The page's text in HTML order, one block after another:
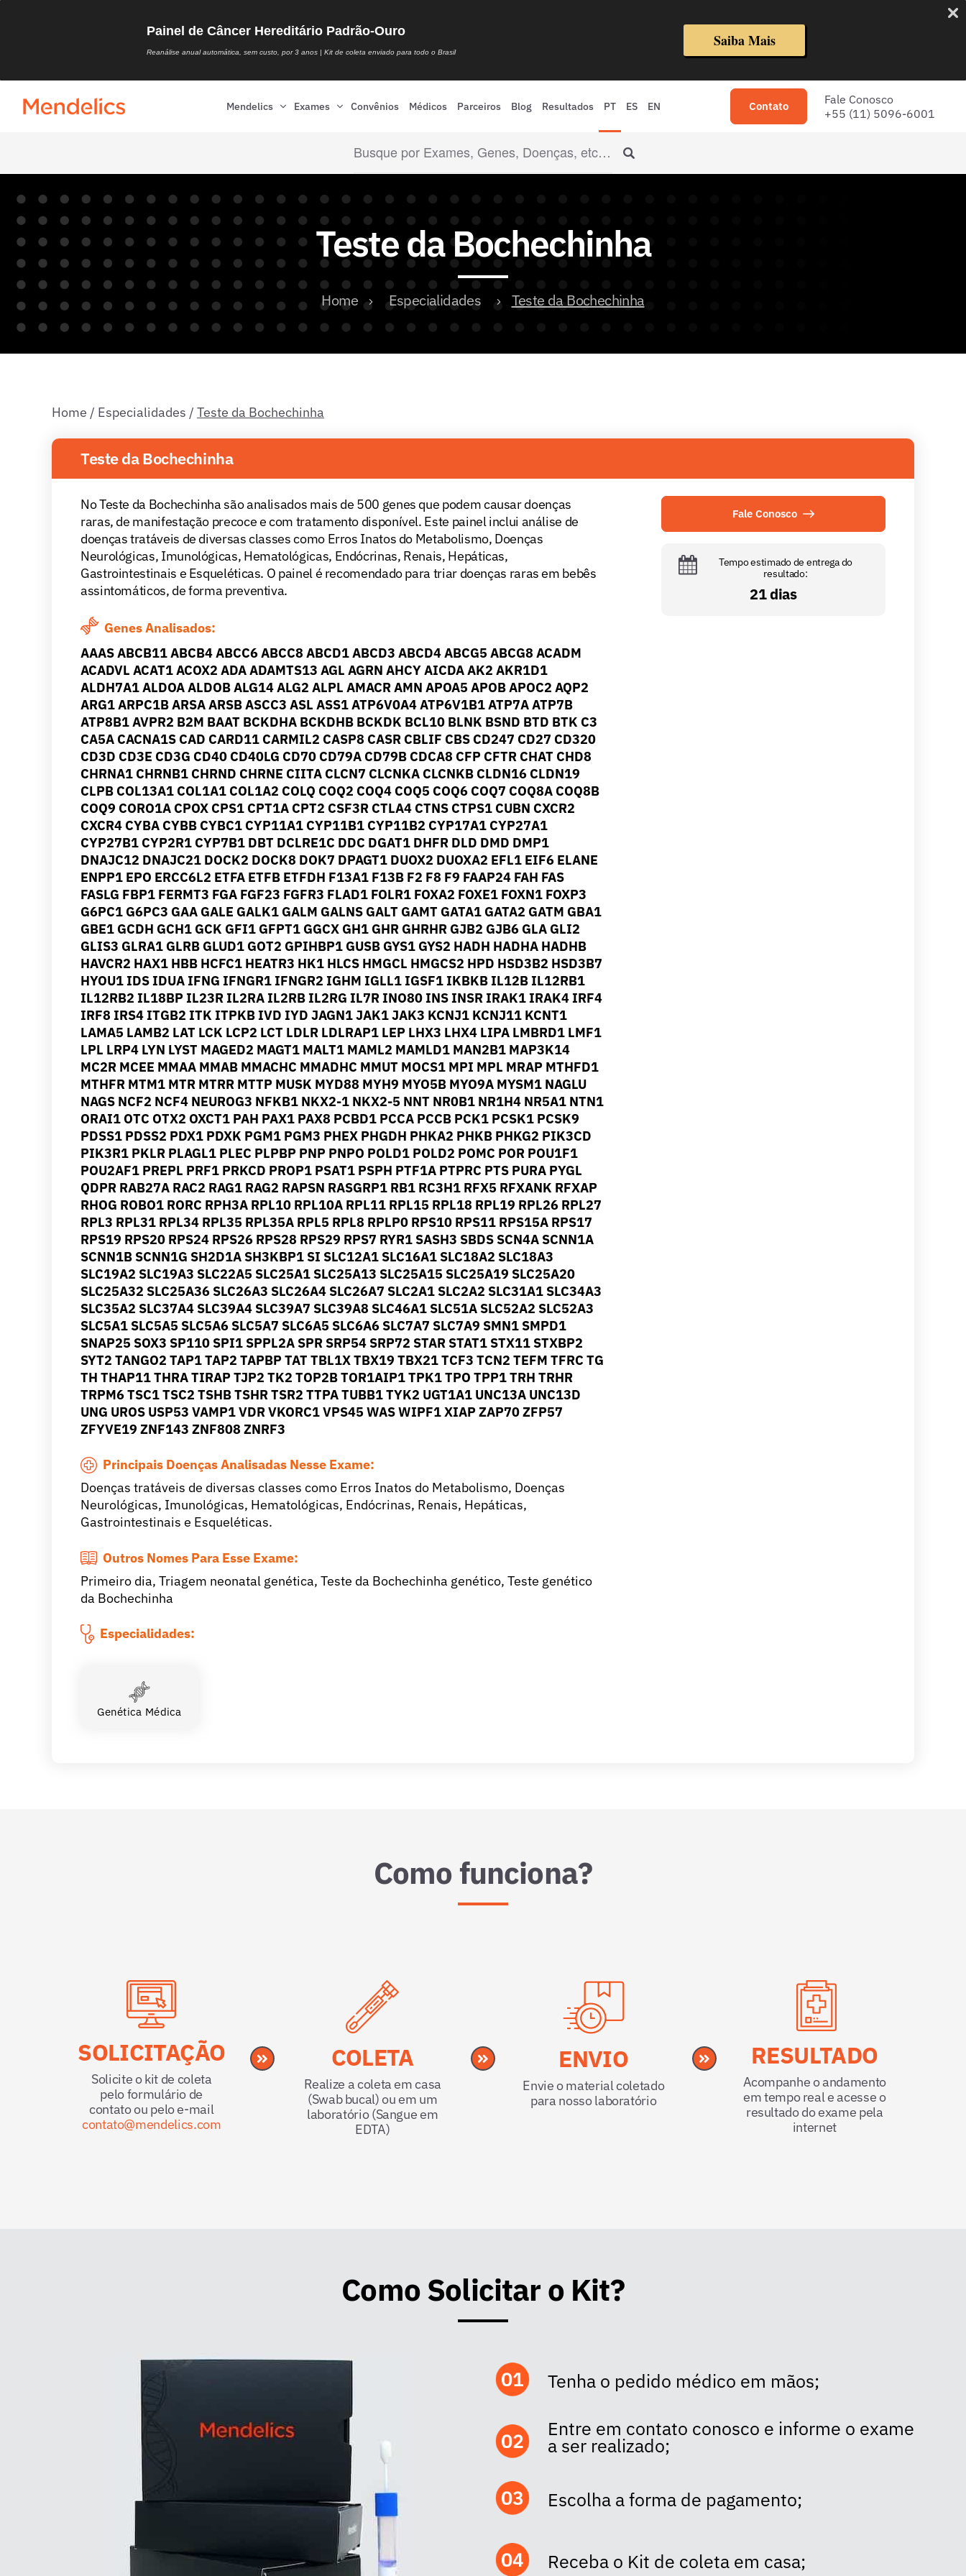
Painel de Câncer Hereditário Padrão-Ouro
Reanálise anual automática, sem custo, por 3 anos | Kit de coleta enviado para todo o Brasil
Saiba Mais
Mendelics Exames Convênios Médicos Parceiros Blog Resultados PT ES EN Contato
Fale Conosco
+55 (11) 5096-6001
Teste da Bochechinha
Home Especialidades Teste da Bochechinha
Home / Especialidades / Teste da Bochechinha
Teste da Bochechinha
No Teste da Bochechinha são analisados mais de 500 genes que podem causar doenças
raras, de manifestação precoce e com tratamento disponível. Este painel inclui análise de
doenças tratáveis de diversas classes como Erros Inatos do Metabolismo, Doenças
Neurológicas, Imunológicas, Hematológicas, Endócrinas, Renais, Hepáticas,
Gastrointestinais e Esqueléticas. O painel é recomendado para triar doenças raras em bebês
assintomáticos, de forma preventiva.
Genes Analisados:
AAAS ABCB11 ABCB4 ABCC6 ABCC8 ABCD1 ABCD3 ABCD4 ABCG5 ABCG8 ACADM
ACADVL ACAT1 ACOX2 ADA ADAMTS13 AGL AGRN AHCY AICDA AK2 AKR1D1
ALDH7A1 ALDOA ALDOB ALG14 ALG2 ALPL AMACR AMN APOA5 APOB APOC2 AQP2
ARG1 ARPC1B ARSA ARSB ASCC3 ASL ASS1 ATP6V0A4 ATP6V1B1 ATP7A ATP7B
ATP8B1 AVPR2 B2M BAAT BCKDHA BCKDHB BCKDK BCL10 BLNK BSND BTD BTK C3
CA5A CACNA1S CAD CARD11 CARMIL2 CASP8 CASR CBLIF CBS CD247 CD27 CD320
CD3D CD3E CD3G CD40 CD40LG CD70 CD79A CD79B CDCA8 CFP CFTR CHAT CHD8
CHRNA1 CHRNB1 CHRND CHRNE CIITA CLCN7 CLCNKA CLCNKB CLDN16 CLDN19
CLPB COL13A1 COL1A1 COL1A2 COLQ COQ2 COQ4 COQ5 COQ6 COQ7 COQ8A COQ8B
COQ9 CORO1A CPOX CPS1 CPT1A CPT2 CSF3R CTLA4 CTNS CTPS1 CUBN CXCR2
CXCR4 CYBA CYBB CYBC1 CYP11A1 CYP11B1 CYP11B2 CYP17A1 CYP27A1
CYP27B1 CYP2R1 CYP7B1 DBT DCLRE1C DDC DGAT1 DHFR DLD DMD DMP1
DNAJC12 DNAJC21 DOCK2 DOCK8 DOK7 DPAGT1 DUOX2 DUOXA2 EFL1 EIF6 ELANE
ENPP1 EPO ERCC6L2 ETFA ETFB ETFDH F13A1 F13B F2 F8 F9 FAAP24 FAH FAS
FASLG FBP1 FERMT3 FGA FGF23 FGFR3 FLAD1 FOLR1 FOXA2 FOXE1 FOXN1 FOXP3
G6PC1 G6PC3 GAA GALE GALK1 GALM GALNS GALT GAMT GATA1 GATA2 GATM GBA1
GBE1 GCDH GCH1 GCK GFI1 GFPT1 GGCX GH1 GHR GHRHR GJB2 GJB6 GLA GLI2
GLIS3 GLRA1 GLRB GLUD1 GOT2 GPIHBP1 GUSB GYS1 GYS2 HADH HADHA HADHB
HAVCR2 HAX1 HBB HCFC1 HEATR3 HK1 HLCS HMGCL HMGCS2 HPD HSD3B2 HSD3B7
HYOU1 IDS IDUA IFNG IFNGR1 IFNGR2 IGHM IGLL1 IGSF1 IKBKB IL12B IL12RB1
IL12RB2 IL18BP IL23R IL2RA IL2RB IL2RG IL7R INO80 INS INSR IRAK1 IRAK4 IRF4
IRF8 IRS4 ITGB2 ITK ITPKB IVD IYD JAGN1 JAK1 JAK3 KCNJ1 KCNJ11 KCNT1
LAMA5 LAMB2 LAT LCK LCP2 LCT LDLR LDLRAP1 LEP LHX3 LHX4 LIPA LMBRD1 LMF1
LPL LRP4 LYN LYST MAGED2 MAGT1 MALT1 MAML2 MAMLD1 MAN2B1 MAP3K14
MC2R MCEE MMAA MMAB MMACHC MMADHC MMUT MOCS1 MPI MPL MRAP MTHFD1
MTHFR MTM1 MTR MTRR MTTP MUSK MYD88 MYH9 MYO5B MYO9A MYSM1 NAGLU
NAGS NCF2 NCF4 NEUROG3 NFKB1 NKX2-1 NKX2-5 NNT NR0B1 NR1H4 NR5A1 NTN1
ORAI1 OTC OTX2 OXCT1 PAH PAX1 PAX8 PCBD1 PCCA PCCB PCK1 PCSK1 PCSK9
PDSS1 PDSS2 PDX1 PDXK PGM1 PGM3 PHEX PHGDH PHKA2 PHKB PHKG2 PIK3CD
PIK3R1 PKLR PLAGL1 PLEC PLPBP PNP PNPO POLD1 POLD2 POMC POR POU1F1
POU2AF1 PREPL PRF1 PRKCD PROP1 PSAT1 PSPH PTF1A PTPRC PTS PURA PYGL
QDPR RAB27A RAC2 RAG1 RAG2 RAPSN RASGRP1 RB1 RC3H1 RFX5 RFXANK RFXAP
RHOG ROBO1 RORC RPH3A RPL10 RPL10A RPL11 RPL15 RPL18 RPL19 RPL26 RPL27
RPL3 RPL31 RPL34 RPL35 RPL35A RPL5 RPL8 RPLP0 RPS10 RPS11 RPS15A RPS17
RPS19 RPS20 RPS24 RPS26 RPS28 RPS29 RPS7 RYR1 SASH3 SBDS SCN4A SCNN1A
SCNN1B SCNN1G SH2D1A SH3KBP1 SI SLC12A1 SLC16A1 SLC18A2 SLC18A3
SLC19A2 SLC19A3 SLC22A5 SLC25A1 SLC25A13 SLC25A15 SLC25A19 SLC25A20
SLC25A32 SLC25A36 SLC26A3 SLC26A4 SLC26A7 SLC2A1 SLC2A2 SLC31A1 SLC34A3
SLC35A2 SLC37A4 SLC39A4 SLC39A7 SLC39A8 SLC46A1 SLC51A SLC52A2 SLC52A3
SLC5A1 SLC5A5 SLC5A6 SLC5A7 SLC6A5 SLC6A6 SLC7A7 SLC7A9 SMN1 SMPD1
SNAP25 SOX3 SP110 SPI1 SPPL2A SPR SRP54 SRP72 STAR STAT1 STX11 STXBP2
SYT2 TANGO2 TAP1 TAP2 TAPBP TAT TBL1X TBX19 TBX21 TCF3 TCN2 TEFM TFRC TG
TH THAP11 THRA TIRAP TJP2 TK2 TOP2B TOR1AIP1 TPK1 TPO TPP1 TRH TRHR
TRPM6 TSC1 TSC2 TSHB TSHR TSR2 TTPA TUBB1 TYK2 UGT1A1 UNC13A UNC13D
UNG UROS USP53 VAMP1 VDR VKORC1 VPS45 WAS WIPF1 XIAP ZAP70 ZFP57
ZFYVE19 ZNF143 ZNF808 ZNRF3
Principais Doenças Analisadas Nesse Exame:
Doenças tratáveis de diversas classes como Erros Inatos do Metabolismo, Doenças
Neurológicas, Imunológicas, Hematológicas, Endócrinas, Renais, Hepáticas,
Gastrointestinais e Esqueléticas.
Outros Nomes Para Esse Exame:
Primeiro dia, Triagem neonatal genética, Teste da Bochechinha genético, Teste genético
da Bochechinha
Especialidades:
Genética Médica
Fale Conosco
Tempo estimado de entrega do
resultado:
21 dias
Como funciona?
SOLICITAÇÃO
Solicite o kit de coleta
pelo formulário de
contato ou pelo e-mail
contato@mendelics.com
COLETA
Realize a coleta em casa
(Swab bucal) ou em um
laboratório (Sangue em
EDTA)
ENVIO
Envie o material coletado
para nosso laboratório
RESULTADO
Acompanhe o andamento
em tempo real e acesse o
resultado do exame pela
internet
Como Solicitar o Kit?
Tenha o pedido médico em mãos;
Entre em contato conosco e informe o exame
a ser realizado;
Escolha a forma de pagamento;
Receba o Kit de coleta em casa;